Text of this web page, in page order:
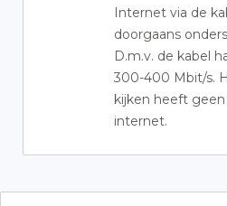
Internet via de
doorgaans
D.m.v. de kabel
300-400 Mbit/s.
kijken heeft
internet.